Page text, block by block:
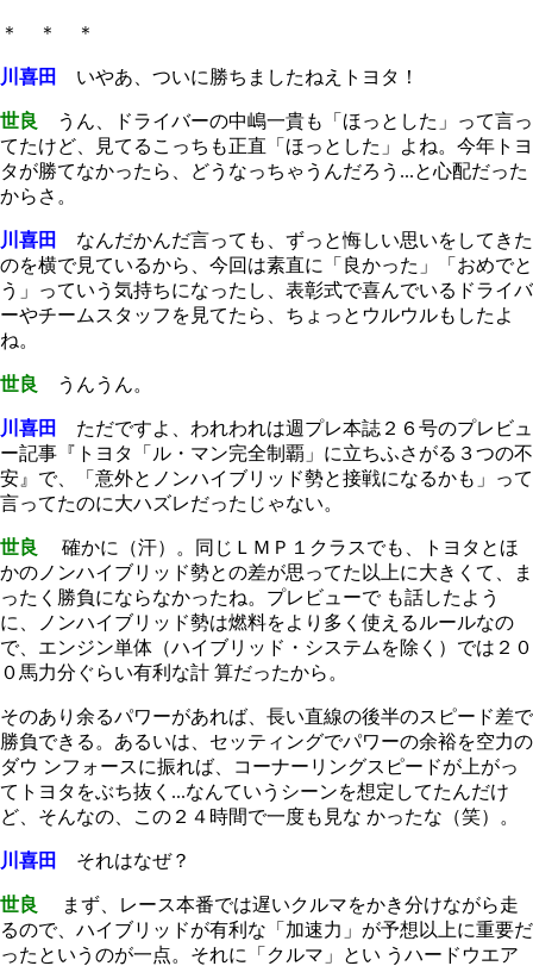
＊ ＊ ＊
川喜田 いやあ、ついに勝ちましたねえトヨタ！
世良
うん、ドライバーの中嶋一貴も「ほっとした」って言っ
てたけど、見てるこっちも正直「ほっとした」よね。今年トヨ
タが勝てなかったら、どうなっちゃうんだろう...と心配だった
からさ。
川喜田
なんだかんだ言っても、ずっと悔しい思いをしてきた
のを横で見ているから、今回は素直に「良かった」「おめでと
う」っていう気持ちになったし、表彰式で喜んでいるドライバ
ーやチームスタッフを見てたら、ちょっとウルウルもしたよ
ね。
世良 うんうん。
川喜田 ただですよ、われわれは週プレ本誌２６号のプレビュ
ー記事『トヨタ「ル・マン完全制覇」に立ちふさがる３つの不
安』で、「意外とノンハイブリッド勢と接戦になるかも」って
言ってたのに大ハズレだったじゃない。
世良
確かに（汗）。同じＬＭＰ１クラスでも、トヨタとほ
かのノンハイブリッド勢との差が思ってた以上に大きくて、ま
ったく勝負にならなかったね。プレビューで も話したよう
に、ノンハイブリッド勢は燃料をより多く使えるルールなの
で、エンジン単体（ハイブリッド・システムを除く）では２０
０馬力分ぐらい有利な計 算だったから。
そのあり余るパワーがあれば、長い直線の後半のスピード差で
勝負できる。あるいは、セッティングでパワーの余裕を空力の
ダウ ンフォースに振れば、コーナーリングスピードが上がっ
てトヨタをぶち抜く...なんていうシーンを想定してたんだけ
ど、そんなの、この２４時間で一度も見な かったな（笑）。
川喜田 それはなぜ？
世良
まず、レース本番では遅いクルマをかき分けながら走
るので、ハイブリッドが有利な「加速力」が予想以上に重要だ
ったというのが一点。それに「クルマ」とい うハードウエア